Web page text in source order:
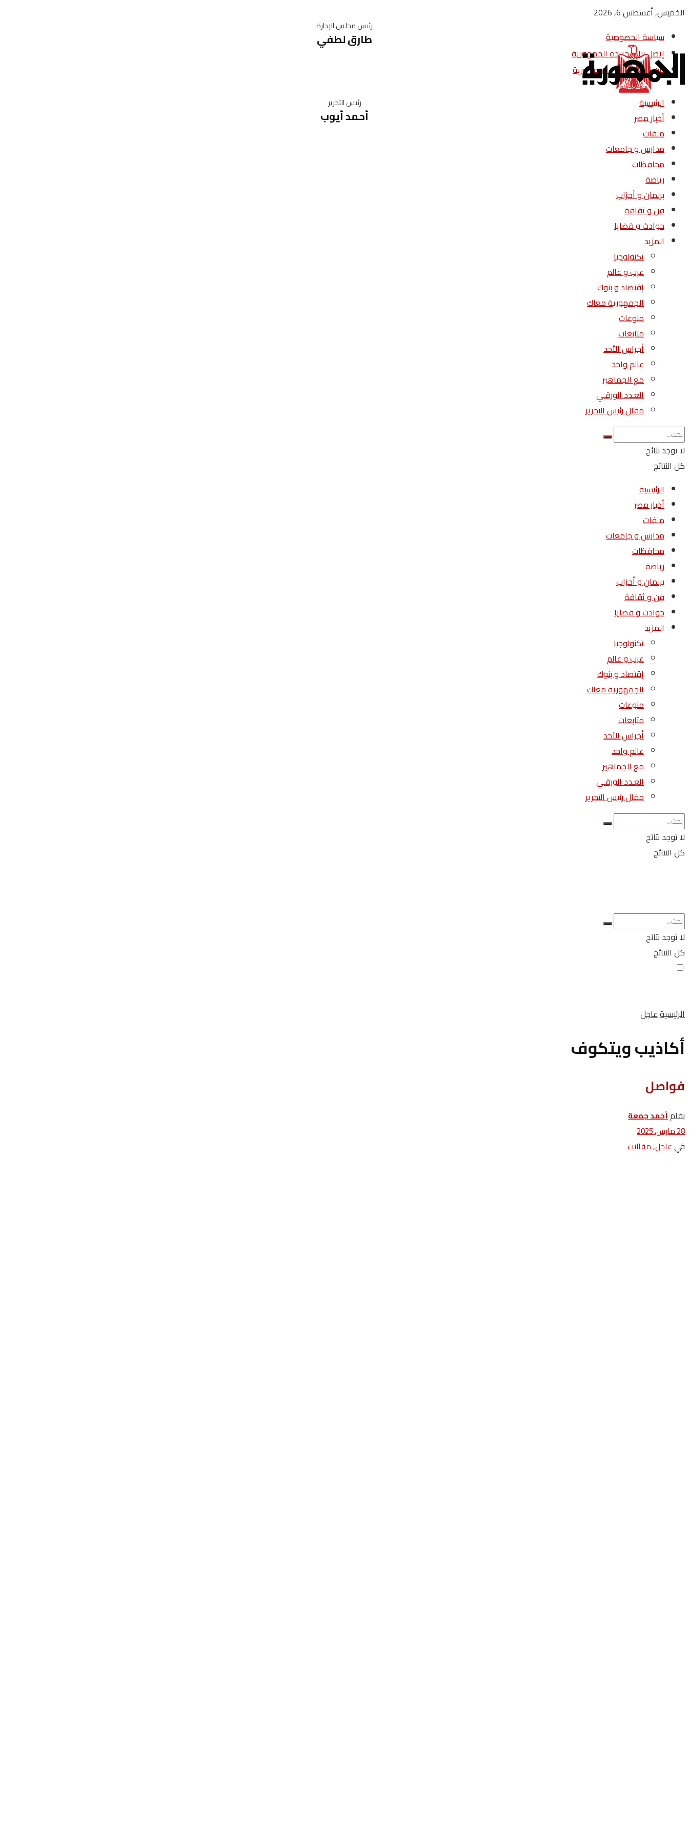
الخميس, أغسطس 6, 2026
سياسة الخصوصية
إتصل بنا – جريدة الجمهورية
من نحن – جريدة الجمهورية
رئيس مجلس الإدارة
طارق لطفي
رئيس التحرير
أحمد أيوب
الرئيسية
أخبار مصر
ملفات
مدارس و جامعات
محافظات
رياضة
برلمان و أحزاب
فن و ثقافة
حوادث و قضايا
المزيد
تكنولوجيا
عرب و عالم
إقتصاد و بنوك
الجمهورية معاك
منوعات
متابعات
أجراس الأحد
عالم واحد
مع الجماهير
العـدد الورقـي
مقال رئيس التحرير
لا توجد نتائج
كل النتائج
الرئيسية
أخبار مصر
ملفات
مدارس و جامعات
محافظات
رياضة
برلمان و أحزاب
فن و ثقافة
حوادث و قضايا
المزيد
تكنولوجيا
عرب و عالم
إقتصاد و بنوك
الجمهورية معاك
منوعات
متابعات
أجراس الأحد
عالم واحد
مع الجماهير
العـدد الورقـي
مقال رئيس التحرير
لا توجد نتائج
كل النتائج
لا توجد نتائج
كل النتائج
الرئيسيةعاجل
أكاذيب ويتكوف
فواصل
بقلمأحمد جمعة
28 مارس، 2025
فيعاجل,مقالات